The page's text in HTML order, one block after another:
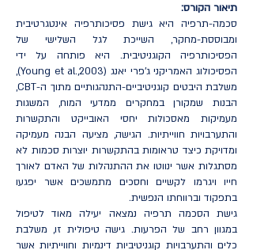
תיאור הקורס:
סכמה-תרפיה היא גישת פסיכותרפיה אינטגרטיבית
ומבוססת-מחקר, השייכת לגל השלישי של
הפסיכותרפיה הקוגניטיבית. היא פותחה על ידי
הפסיכולוג האמריקני ג'פרי יאנג (Young et al.,2003),
משלבת היבטים קוגניטיביים-התנהגותיים מתוך ה-CBT,
הבנות שמקורן במחקרים ממדעי המוח, המשגות
מעמיקות מאסכולות יחסי האובייקט והתקשרות
והתערבויות חווייתיות. הגישה, מציעה הבנה מעמיקה
ומדויקת כיצד טראומות בהתקשרות יוצרות סכמות לא
מסתגלות אשר ינווטו את ההתנהלות של האדם לאורך
חייו ויגרמו לקשיים וחסכים מתמשכים אשר יפגעו
בתפקוד וברווחתו הנפשית.
גישת הסכמה תרפיה נמצאה יעילה מאוד לטיפול
במגוון רחב של הפרעות. גישה טיפולית זו, משלבת
כלים והתערבויות קוגניטיביות דינמיות וחווייתיות אשר